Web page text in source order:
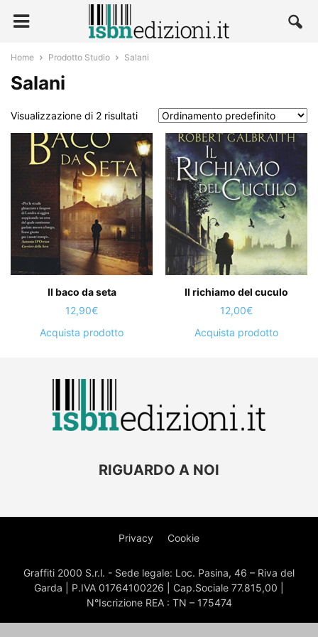
Home Prodotto Studio Salani
Salani
Visualizzazione di 2 risultati
Il baco da seta
12,90€
Acquista prodotto
Il richiamo del cuculo
12,00€
Acquista prodotto
RIGUARDO A NOI
Privacy Cookie
Graffiti 2000 S.r.l. - Sede legale: Loc. Pasina, 46 – Riva del
Garda | P.IVA 01764100226 | Cap.Sociale 77.815,00 |
N°Iscrizione REA : TN – 175474